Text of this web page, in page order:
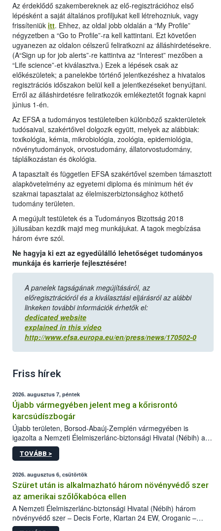
Az érdeklődő szakembereknek az elő-regisztrációhoz első
lépésként a saját általános profiljukat kell létrehozniuk, vagy
frissíteniük itt. Ehhez, az oldal jobb oldalán a “My Profile”
négyzetben a “Go to Profile”-ra kell kattintani. Ezt követően
ugyanezen az oldalon célszerű feliratkozni az álláshirdetésekre.
(A“Sign up for job alerts”-re kattintva az “Interest” mezőben a
“Life science”-et kiválasztva.) Ezek a lépések csak az
előkészületek; a panelekbe történő jelentkezéshez a hivatalos
regisztrációs időszakon belül kell a jelentkezéseket benyújtani.
Erről az álláshirdetésre feliratkozók emlékeztetőt fognak kapni
június 1-én.
Az EFSA a tudományos testületeiben különböző szakterületek
tudósaival, szakértőivel dolgozik együtt, melyek az alábbiak:
toxikológia, kémia, mikrobiológia, zoológia, epidemiológia,
növénytudományok, orvostudomány, állatorvostudomány,
táplálkozástan és ökológia.
A tapasztalt és független EFSA szakértővel szemben támasztott
alapkövetelmény az egyetemi diploma és minimum hét év
szakmai tapasztalat az élelmiszerbiztonsághoz köthető
tudomány területen.
A megújult testületek és a Tudományos Bizottság 2018
júliusában kezdik majd meg munkájukat. A tagok megbízása
három évre szól.
Ne hagyja ki ezt az egyedülálló lehetőséget tudományos
munkája és karrierje fejlesztésére!
A panelek tagságának megújításáról, az
előregisztrációról és a kiválasztási eljárásról az alábbi
linkeken további információk érhetők el:
dedicated website
explained in this video
http://www.efsa.europa.eu/en/press/news/170502-0
Friss hírek
2026. augusztus 7, péntek
Újabb vármegyében jelent meg a kőrisrontó
karcsúdíszbogár
Újabb területen, Borsod-Abaúj-Zemplén vármegyében is
igazolta a Nemzeti Élelmiszerlánc-biztonsági Hivatal (Nébih) a
kőrisrontó karcsúdíszbogár (Agrilus planipennis) jelenlétét. A
kártevőt nem csak színcsapdában találták meg, de már fertőzött
az intenzív felderítést, emellett az intézkedéseket a szlovák
hatósággal is összehangolják a terjedés megállítása érdekében.
TOVÁBB >
2026. augusztus 6, csütörtök
Szüret után is alkalmazható három növényvédő szer
az amerikai szőlőkabóca ellen
A Nemzeti Élelmiszerlánc-biztonsági Hivatal (Nébih) három
növényvédő szer – Decis Forte, Klartan 24 EW, Oroganic –
engedélyokiratát módosította, így azok a szüretet követően,